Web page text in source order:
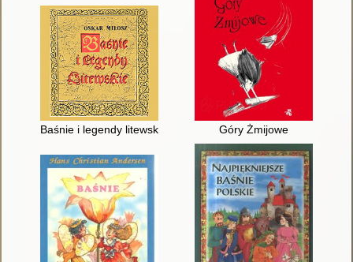
Baśnie i legendy litewskie Góry Żmijowe